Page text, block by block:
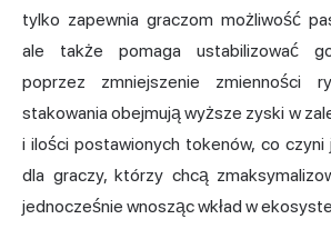
tylko zapewnia graczom możliwość
ale także pomaga ustabilizować
poprzez zmniejszenie zmienności
stakowania obejmują wyższe zyski w
i ilości postawionych tokenów, co
dla graczy, którzy chcą
jednocześnie wnosząc wkład w